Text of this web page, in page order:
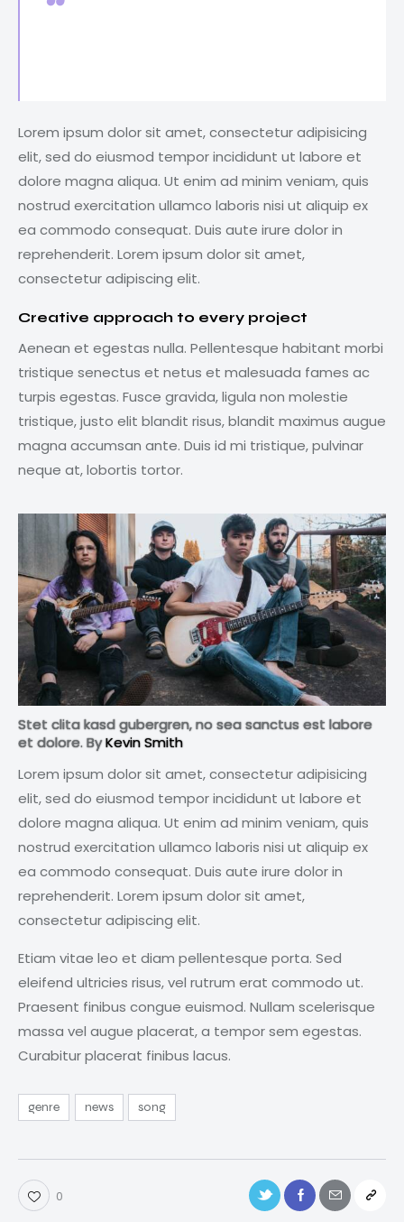
Lorem ipsum dolor sit amet, consectetur adipisicing
elit, sed do eiusmod tempor incididunt ut labore et
dolore magna aliqua. Ut enim ad minim veniam, quis
nostrud exercitation ullamco laboris nisi ut aliquip ex
ea commodo consequat. Duis aute irure dolor in
reprehenderit. Lorem ipsum dolor sit amet,
consectetur adipiscing elit.
Creative approach to every project
Aenean et egestas nulla. Pellentesque habitant morbi
tristique senectus et netus et malesuada fames ac
turpis egestas. Fusce gravida, ligula non molestie
tristique, justo elit blandit risus, blandit maximus augue
magna accumsan ante. Duis id mi tristique, pulvinar
neque at, lobortis tortor.
Stet clita kasd gubergren, no sea sanctus est labore
et dolore. ByKevin Smith
Lorem ipsum dolor sit amet, consectetur adipisicing
elit, sed do eiusmod tempor incididunt ut labore et
dolore magna aliqua. Ut enim ad minim veniam, quis
nostrud exercitation ullamco laboris nisi ut aliquip ex
ea commodo consequat. Duis aute irure dolor in
reprehenderit. Lorem ipsum dolor sit amet,
consectetur adipiscing elit.
Etiam vitae leo et diam pellentesque porta. Sed
eleifend ultricies risus, vel rutrum erat commodo ut.
Praesent finibus congue euismod. Nullam scelerisque
massa vel augue placerat, a tempor sem egestas.
Curabitur placerat finibus lacus.
genre news song
0